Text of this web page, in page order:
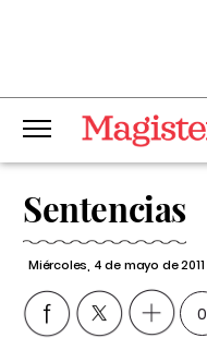
Sentencias
Miércoles, 4 de mayo de 2011
0